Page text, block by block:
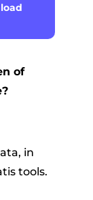
of
in
tools.